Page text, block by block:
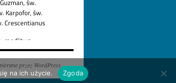
przez WordPress.
na ich użycie.
Zgoda